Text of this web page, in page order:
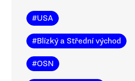
#USA
#Blízký a Střední východ
#OSN